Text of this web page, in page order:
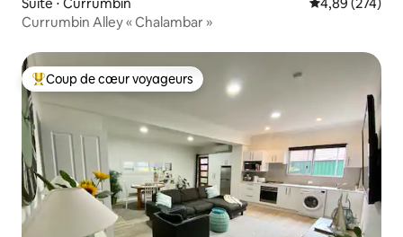
Currumbin Alley « Chalambar »
Coups de cœur voyageurs les plus appréciés
Coup de cœur voyageurs